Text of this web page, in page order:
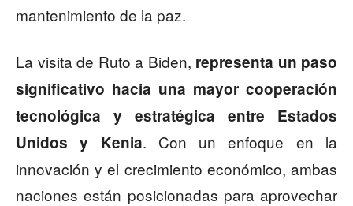
mantenimiento de la paz.
La visita de Ruto a Biden, representa un paso
significativo hacia una mayor cooperación
tecnológica y estratégica entre Estados
Unidos y Kenia. Con un enfoque en la
innovación y el crecimiento económico, ambas
naciones están posicionadas para aprovechar